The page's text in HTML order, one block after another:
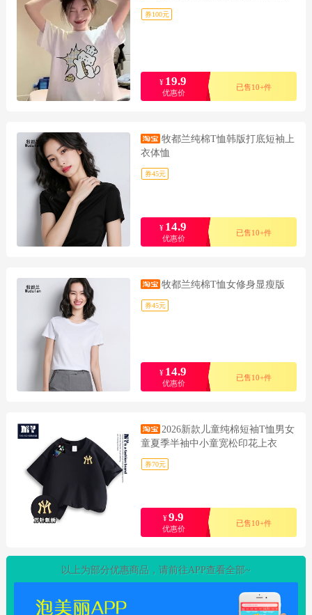
券100元
¥ 19.9
优惠价
已售10+件
牧都兰纯棉T恤韩版打底短袖上
衣体恤
券45元
¥ 14.9
优惠价
已售10+件
牧都兰纯棉T恤女修身显瘦版
券45元
¥ 14.9
优惠价
已售10+件
2026新款儿童纯棉短袖T恤男女
童夏季半袖中小童宽松印花上衣
券70元
¥9.9
优惠价
已售10+件
以上为部分优惠商品，请前往APP查看全部~